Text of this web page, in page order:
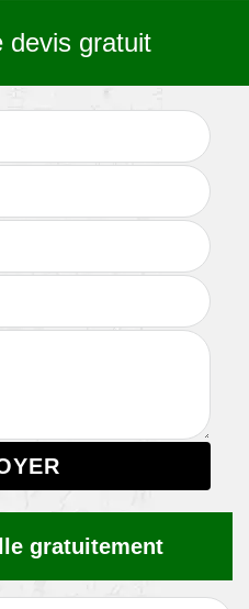
devis gratuit
gratuitement